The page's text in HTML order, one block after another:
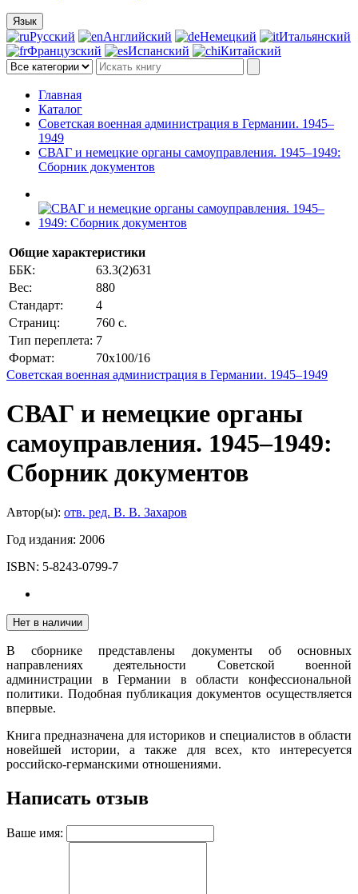
Язык
Русский Английский Немецкий
Итальянский
Французский
Испанский Китайский
Главная
Каталог
Советская военная администрация в Германии. 1945–
1949
СВАГ и немецкие органы самоуправления. 1945–1949:
Сборник документов
Общие характеристики
ББК:
63.3(2)631
Вес:
880
Стандарт:
4
Страниц:
760 с.
Тип переплета: 7
Формат:
70x100/16
Советская военная администрация в Германии. 1945–1949
СВАГ и немецкие органы
самоуправления. 1945–1949:
Сборник документов
Автор(ы): отв. ред. В. В. Захаров
Год издания: 2006
ISBN: 5-8243-0799-7
Нет в наличии
В сборнике представлены документы об основных
направлениях деятельности Советской военной
администрации в Германии в области конфессиональной
политики. Подобная публикация документов осуществляется
впервые.
Книга предназначена для историков и специалистов в области
новейшей истории, а также для всех, кто интересуется
российско-германскими отношениями.
Написать отзыв
Ваше имя: